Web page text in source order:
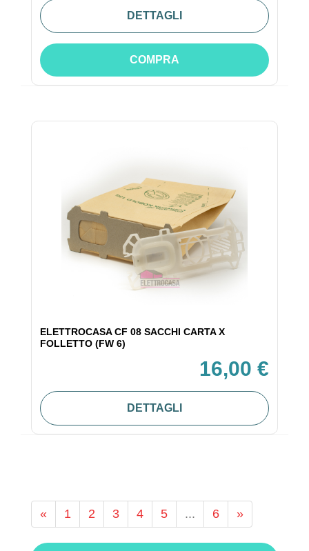
DETTAGLI
COMPRA
ELETTROCASA CF 08 SACCHI CARTA X
FOLLETTO (FW 6)
16,00 €
DETTAGLI
« 1 2 3 4 5 ... 6 »